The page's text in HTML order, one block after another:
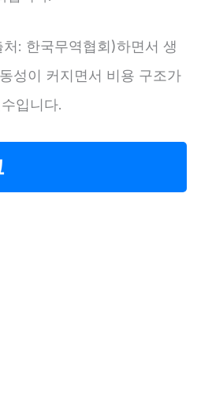
: 한국무역협회)하면서 생
성이 커지면서 비용 구조가
입니다.